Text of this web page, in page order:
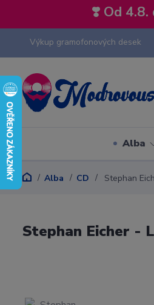
❣️ Od
Výkup gramofonových desek
Alba
Alba CD Stephan
Stephan Eicher -